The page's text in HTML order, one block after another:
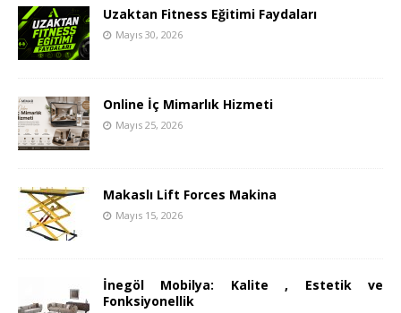
Uzaktan Fitness Eğitimi Faydaları
Mayıs 30, 2026
Online İç Mimarlık Hizmeti
Mayıs 25, 2026
Makaslı Lift Forces Makina
Mayıs 15, 2026
İnegöl Mobilya: Kalite , Estetik ve
Fonksiyonellik